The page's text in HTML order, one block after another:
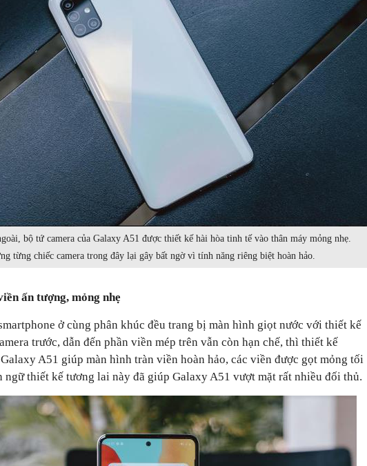
bộ tứ camera của Galaxy A51 được thiết kế hài hòa tinh tế vào thân máy mỏng nhẹ.
từng chiếc camera trong đây lại gây bất ngờ vì tính năng riêng biệt hoàn hảo.
ấn tượng, mỏng nhẹ
ở cùng phân khúc đều trang bị màn hình giọt nước với thiết kế
trước, dẫn đến phần viền mép trên vẫn còn hạn chế, thì thiết kế
A51 giúp màn hình tràn viền hoàn hảo, các viền được gọt mỏng tối
ngữ thiết kế tương lai này đã giúp Galaxy A51 vượt mặt rất nhiều đối thủ.